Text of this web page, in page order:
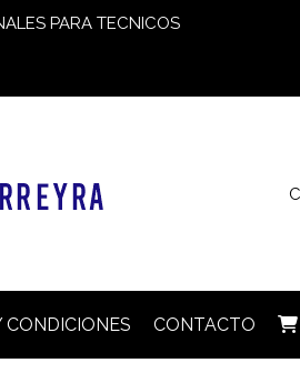
PARA TECNICOS
CONDICIONES CONTACTO